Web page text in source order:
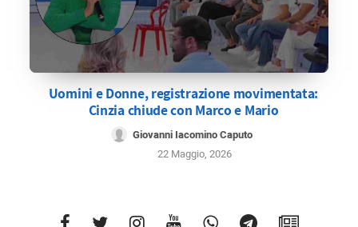
Uomini e Donne, registrazione movimentata:
Cinzia chiude con Marco e Mario
Giovanni Iacomino Caputo
22 Maggio, 2026